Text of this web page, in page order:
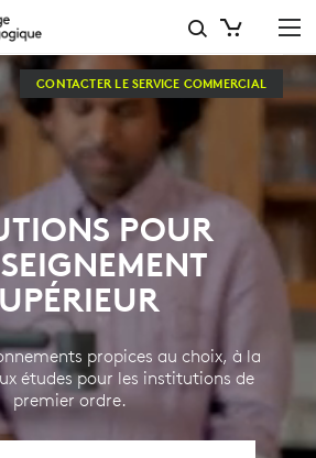
CONTACTER LE SERVICE COMMERCIAL
POUR
propices au choix, à la
études pour les institutions de
premier ordre.